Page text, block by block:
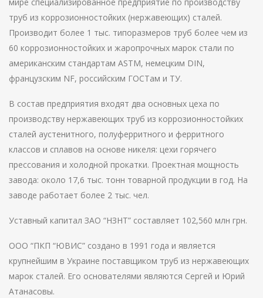
труб из коррозионностойких (нержавеющих) сталей.
Производит более 1 тыс. типоразмеров труб более чем из
60 коррозионностойких и жаропрочных марок стали по
американским стандартам ASTM, немецким DIN,
французским NF, российским ГОСТам и ТУ.
В состав предприятия входят два основных цеха по
производству нержавеющих труб из коррозионностойких
сталей аустенитного, полуферритного и ферритного
классов и сплавов на основе никеля: цехи горячего
прессования и холодной прокатки. Проектная мощность
завода: около 17,6 тыс. тонн товарной продукции в год. На
заводе работает более 2 тыс. чел.
Уставный капитал ЗАО “НЗНТ” составляет 102,560 млн грн.
ООО “ПКП “ЮВИС” создано в 1991 года и является
крупнейшим в Украине поставщиком труб из нержавеющих
марок сталей. Его основателями являются Сергей и Юрий
Атанасовы.